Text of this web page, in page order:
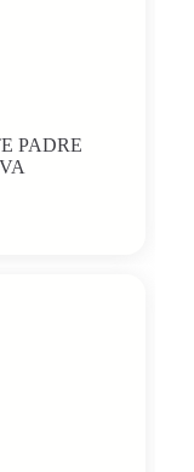
PADRE